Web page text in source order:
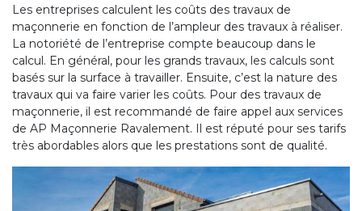
Les entreprises calculent les coûts des travaux de
maçonnerie en fonction de l’ampleur des travaux à réaliser.
La notoriété de l’entreprise compte beaucoup dans le
calcul. En général, pour les grands travaux, les calculs sont
basés sur la surface à travailler. Ensuite, c’est la nature des
travaux qui va faire varier les coûts. Pour des travaux de
maçonnerie, il est recommandé de faire appel aux services
de AP Maçonnerie Ravalement. Il est réputé pour ses tarifs
très abordables alors que les prestations sont de qualité.